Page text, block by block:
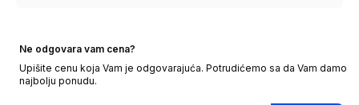
Ne odgovara vam cena?
Upišite cenu koja Vam je odgovarajuća. Potrudićemo sa da Vam damo
najbolju ponudu.